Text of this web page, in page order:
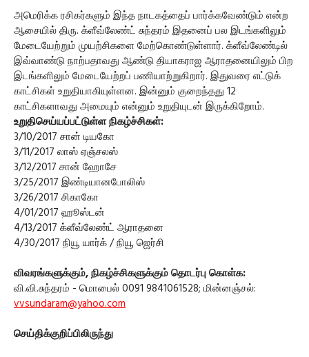
அமெரிக்க ரசிகர்களும் இந்த நாடகத்தைப் பார்க்கவேண்டும் என்ற
ஆசையில் திரு. க்ளீவ்லேண்ட் சுந்தரம் இதனைப் பல இடங்களிலும்
மேடையேற்றும் முயற்சிகளை மேற்கொண்டுள்ளார். க்ளீவ்லேண்டில்
இவ்வாண்டு நாற்பதாவது ஆண்டு தியாகராஜ ஆராதனையிலும் பிற
இடங்களிலும் மேடையேற்றப் பணியாற்றுகிறார். இதுவரை எட்டுக்
காட்சிகள் உறுதியாகியுள்ளன. இன்னும் குறைந்தது 12
காட்சிகளாவது அமையும் என்னும் உறுதியுடன் இருக்கிறோம்.
உறுதிசெய்யப்பட்டுள்ள நிகழ்ச்சிகள்:
3/10/2017 சான் டியகோ
3/11/2017 லாஸ் ஏஞ்சலஸ்
3/12/2017 சான் ஹோசே
3/25/2017 இண்டியானபோலிஸ்
3/26/2017 சிகாகோ
4/01/2017 ஹூஸ்டன்
4/13/2017 க்ளீவ்லேண்ட் ஆராதனை
4/30/2017 நியூ யார்க் / நியூ ஜெர்சி
விவரங்களுக்கும், நிகழ்ச்சிகளுக்கும் தொடர்பு கொள்க:
வி.வி.சுந்தரம் - மொபைல் 0091 9841061528; மின்னஞ்சல்:
vvsundaram@yahoo.com
செய்திக்குறிப்பிலிருந்து